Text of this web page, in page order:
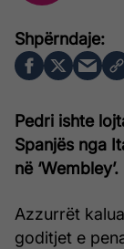
Pedri ishte
Spanjës nga
në ‘Wembley’.
Azzurrët
goditjet e